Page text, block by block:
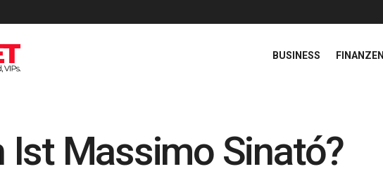
BUSINESS FINANZEN
Ist Massimo Sinató?